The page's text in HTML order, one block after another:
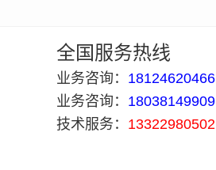
全国服务热线
业务咨询： 18124620466
业务咨询： 18038149909
技术服务： 13322980502